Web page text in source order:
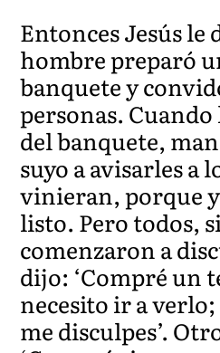
Entonces Jesús le
hombre preparó
banquete y
personas.
del banquete,
suyo a avisarles a
vinieran, porque
listo. Pero todos,
comenzaron a
dijo: ‘Compré un
necesito ir a
me disculpes’.